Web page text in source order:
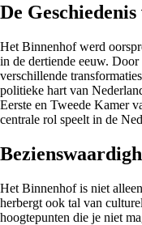
De
Het Binnenhof werd
in de dertiende eeuw.
verschillende
politieke hart van
Eerste en Tweede Kamer
centrale rol speelt in de
Het Binnenhof is niet
herbergt ook tal van
hoogtepunten die je niet